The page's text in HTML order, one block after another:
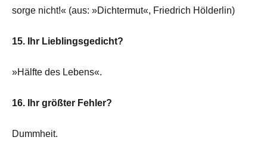
sorge nicht!« (aus: »Dichtermut«, Friedrich Hölderlin)
15. Ihr Lieblingsgedicht?
»Hälfte des Lebens«.
16. Ihr größter Fehler?
Dummheit.